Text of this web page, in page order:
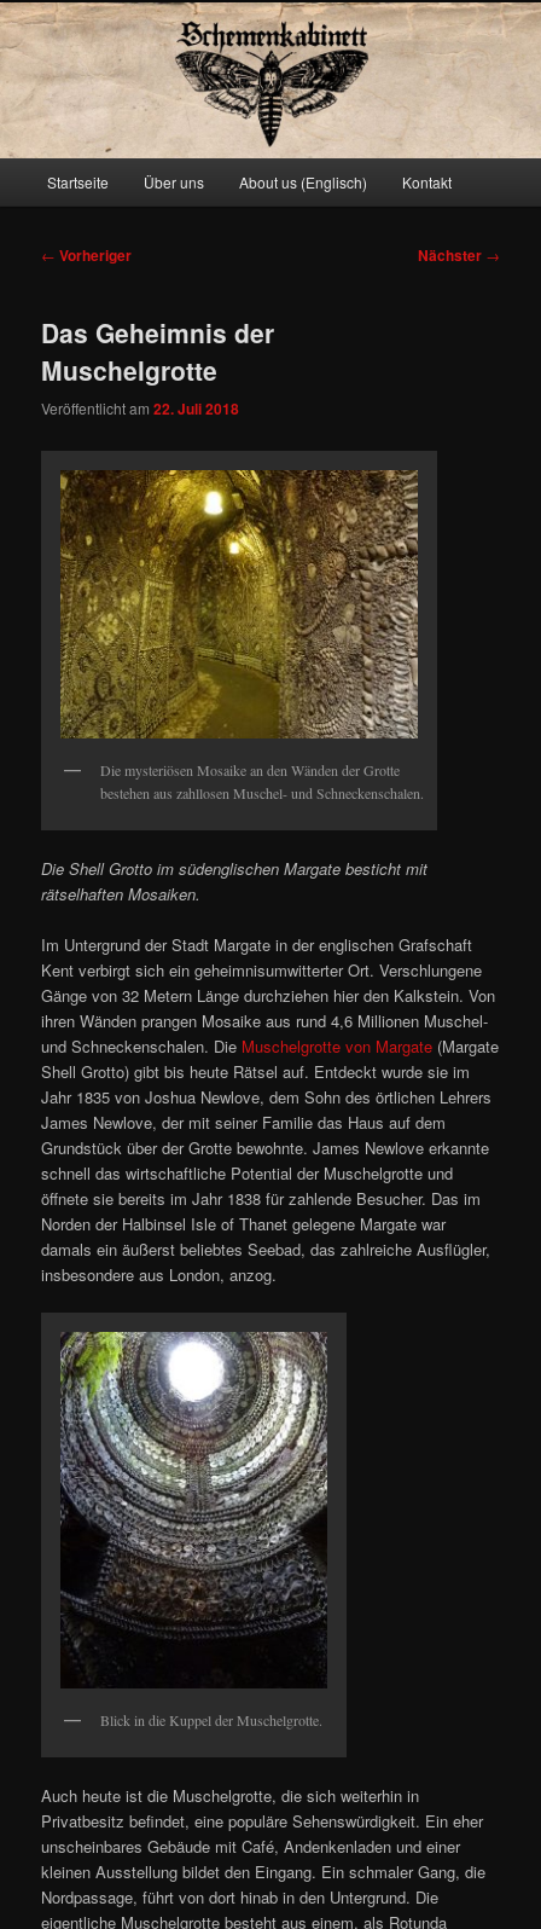
Schemenkabinett
Zum
springen
Startseite Über uns About us (Englisch) Kontakt
Beitragsnavigation
← Vorheriger Nächster →
Das Geheimnis der
Muschelgrotte
Veröffentlicht am22. Juli 2018
Die mysteriösen Mosaike an den Wänden der Grotte
bestehen aus zahllosen Muschel- und Schneckenschalen.
Die Shell Grotto im südenglischen Margate besticht mit
rätselhaften Mosaiken.
Im Untergrund der Stadt Margate in der englischen Grafschaft
Kent verbirgt sich ein geheimnisumwitterter Ort. Verschlungene
Gänge von 32 Metern Länge durchziehen hier den Kalkstein. Von
ihren Wänden prangen Mosaike aus rund 4,6 Millionen Muschel-
und Schneckenschalen. Die Muschelgrotte von Margate (Margate
Shell Grotto) gibt bis heute Rätsel auf. Entdeckt wurde sie im
Jahr 1835 von Joshua Newlove, dem Sohn des örtlichen Lehrers
James Newlove, der mit seiner Familie das Haus auf dem
Grundstück über der Grotte bewohnte. James Newlove erkannte
schnell das wirtschaftliche Potential der Muschelgrotte und
öffnete sie bereits im Jahr 1838 für zahlende Besucher. Das im
Norden der Halbinsel Isle of Thanet gelegene Margate war
damals ein äußerst beliebtes Seebad, das zahlreiche Ausflügler,
insbesondere aus London, anzog.
Blick in die Kuppel der Muschelgrotte.
Auch heute ist die Muschelgrotte, die sich weiterhin in
Privatbesitz befindet, eine populäre Sehenswürdigkeit. Ein eher
unscheinbares Gebäude mit Café, Andenkenladen und einer
kleinen Ausstellung bildet den Eingang. Ein schmaler Gang, die
Nordpassage, führt von dort hinab in den Untergrund. Die
eigentliche Muschelgrotte besteht aus einem, als Rotunda